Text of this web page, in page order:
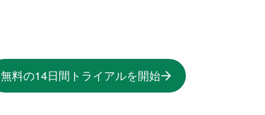
無料の14日間トライアルを開始